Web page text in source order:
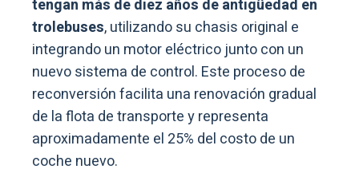
tengan más de diez años de antigüedad en
trolebuses, utilizando su chasis original e
integrando un motor eléctrico junto con un
nuevo sistema de control. Este proceso de
reconversión facilita una renovación gradual
de la flota de transporte y representa
aproximadamente el 25% del costo de un
coche nuevo.